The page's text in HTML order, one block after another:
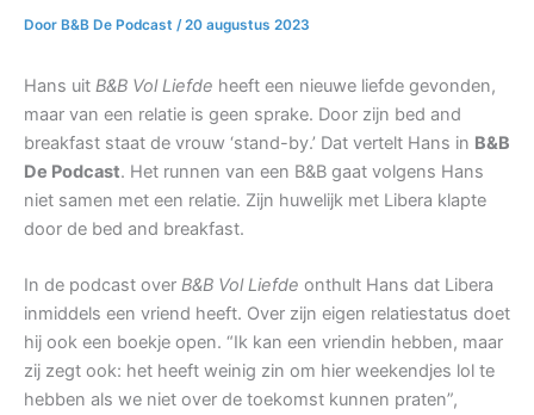
Door B&B De Podcast /20 augustus 2023
Hans uit B&B Vol Liefde heeft een nieuwe liefde gevonden,
maar van een relatie is geen sprake. Door zijn bed and
breakfast staat de vrouw ‘stand-by.’ Dat vertelt Hans in B&B
De Podcast. Het runnen van een B&B gaat volgens Hans
niet samen met een relatie. Zijn huwelijk met Libera klapte
door de bed and breakfast.
In de podcast over B&B Vol Liefde onthult Hans dat Libera
inmiddels een vriend heeft. Over zijn eigen relatiestatus doet
hij ook een boekje open. “Ik kan een vriendin hebben, maar
zij zegt ook: het heeft weinig zin om hier weekendjes lol te
hebben als we niet over de toekomst kunnen praten”,